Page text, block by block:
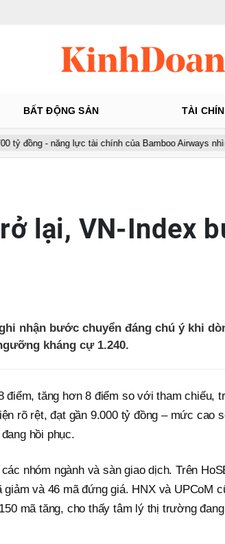
BẤT ĐỘNG SẢN TÀI
lực tài chính của Bamboo Airways nhìn từ công
lại, VN-Index
nhận bước chuyển đáng chú ý khi
kháng cự 1.240.
điểm, tăng hơn 8 điểm so với tham chiếu,
rõ rệt, đạt gần 9.000 tỷ đồng – mức cao
hồi phục.
nhóm ngành và sàn giao dịch. Trên
và 46 mã đứng giá. HNX và UPCoM
mã tăng, cho thấy tâm lý thị trường